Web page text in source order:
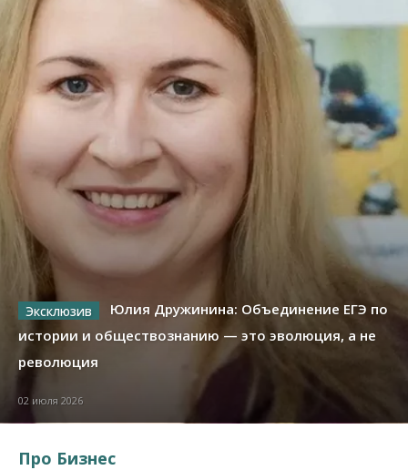
Юлия Дружинина: Объединение ЕГЭ по
истории и обществознанию — это эволюция, а не
революция
02 июля 2026
Про Бизнес